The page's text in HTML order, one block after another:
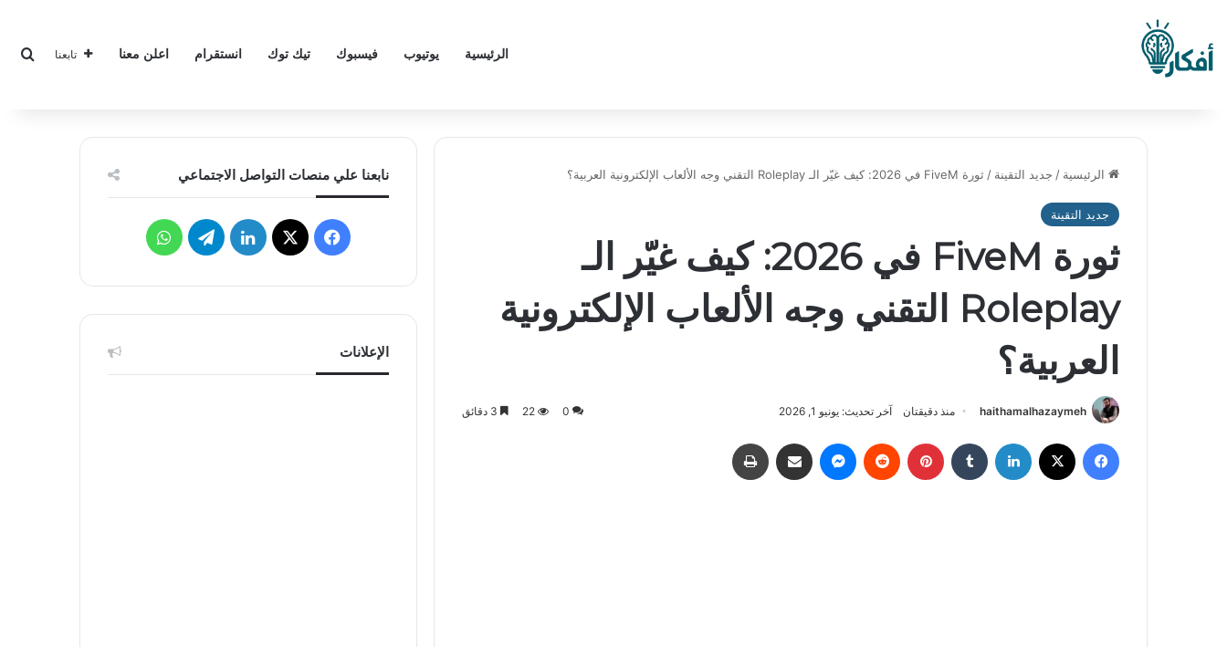
الرئيسية يوتيوب فيسبوك تيك توك انستقرام اعلن معنا تابعنا
الرئيسية / جديد التقينة / ثورة FiveM في 2026: كيف غيّر الـ Roleplay التقني وجه الألعاب الإلكترونية العربية؟
جديد التقينة
ثورة FiveM في 2026: كيف غيّر الـ
Roleplay التقني وجه الألعاب الإلكترونية
العربية؟
haithamalhazaymeh منذ دقيقتان آخر تحديث: يونيو 1, 2026 0
22
فيسبوك لينكدإن بينتيريست ماسنجر مشاركة عبر البريد
نابعنا علي منصات التواصل الاجتماعي
فيسبوك
‫X لينكدإنتيلقرامواتساب
الإعلانات